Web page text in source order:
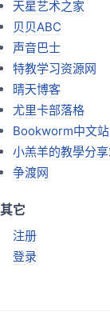
天星艺术之家
贝贝ABC
声音巴士
特教学习资源网
晴天博客
尤里卡部落格
Bookworm中文站
小羔羊的教學分
争渡网
其它
注册
登录